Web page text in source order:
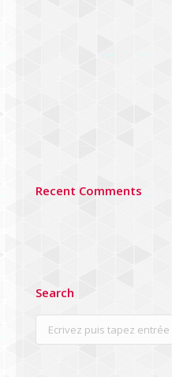
Recent Comments
Search
Search: